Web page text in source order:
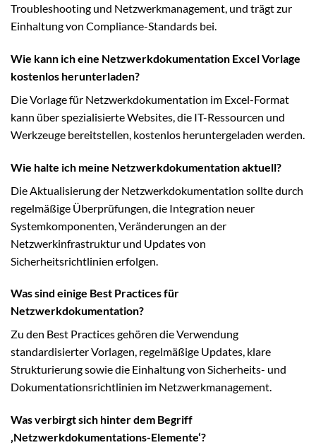
Troubleshooting und Netzwerkmanagement, und trägt zur
Einhaltung von Compliance-Standards bei.
Wie kann ich eine Netzwerkdokumentation Excel Vorlage
kostenlos herunterladen?
Die Vorlage für Netzwerkdokumentation im Excel-Format
kann über spezialisierte Websites, die IT-Ressourcen und
Werkzeuge bereitstellen, kostenlos heruntergeladen werden.
Wie halte ich meine Netzwerkdokumentation aktuell?
Die Aktualisierung der Netzwerkdokumentation sollte durch
regelmäßige Überprüfungen, die Integration neuer
Systemkomponenten, Veränderungen an der
Netzwerkinfrastruktur und Updates von
Sicherheitsrichtlinien erfolgen.
Was sind einige Best Practices für
Netzwerkdokumentation?
Zu den Best Practices gehören die Verwendung
standardisierter Vorlagen, regelmäßige Updates, klare
Strukturierung sowie die Einhaltung von Sicherheits- und
Dokumentationsrichtlinien im Netzwerkmanagement.
Was verbirgt sich hinter dem Begriff
‚Netzwerkdokumentations-Elemente‘?